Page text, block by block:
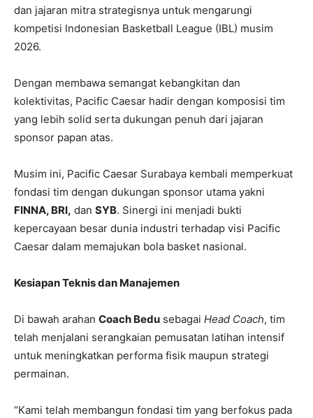
dan jajaran mitra strategisnya untuk mengarungi
kompetisi Indonesian Basketball League (IBL) musim
2026.
Dengan membawa semangat kebangkitan dan
kolektivitas, Pacific Caesar hadir dengan komposisi tim
yang lebih solid serta dukungan penuh dari jajaran
sponsor papan atas.
Musim ini, Pacific Caesar Surabaya kembali memperkuat
fondasi tim dengan dukungan sponsor utama yakni
FINNA, BRI, dan SYB. Sinergi ini menjadi bukti
kepercayaan besar dunia industri terhadap visi Pacific
Caesar dalam memajukan bola basket nasional.
Kesiapan Teknis dan Manajemen
Di bawah arahan Coach Bedu sebagai Head Coach, tim
telah menjalani serangkaian pemusatan latihan intensif
untuk meningkatkan performa fisik maupun strategi
permainan.
“Kami telah membangun fondasi tim yang berfokus pada